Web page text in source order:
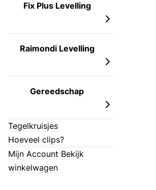
Fix Plus Levelling
Raimondi Levelling
Gereedschap
Tegelkruisjes
Hoeveel clips?
Mijn Account Bekijk
winkelwagen